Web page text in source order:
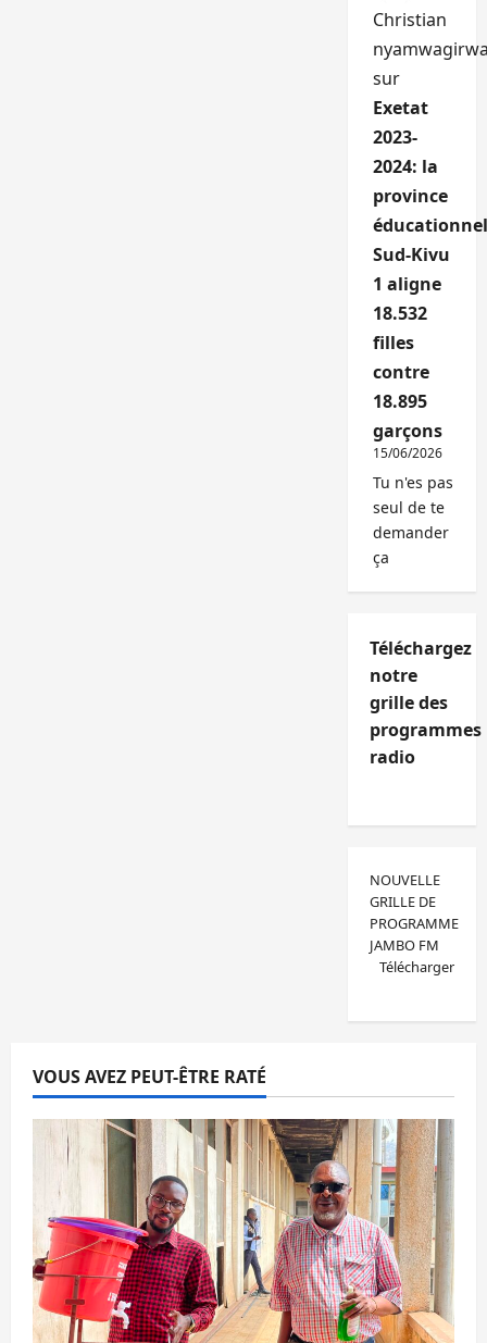
Christian
sur
Exetat
2023-
2024: la
province
Sud-Kivu
1 aligne
18.532
filles
contre
18.895
garçons
15/06/2026
Tu n'es pas
seul de te
demander
ça
Téléchargez
notre
grille des
programmes
radio
NOUVELLE
GRILLE DE
PROGRAMME
JAMBO FM
Télécharger
VOUS AVEZ PEUT-ÊTRE RATÉ